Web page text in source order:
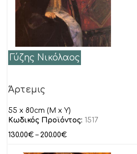
Γύζης Νικόλαος
Άρτεμις
55 x 80cm (M x Y)
Κωδικός Προϊόντος: 1517
130.00€ – 200.00€